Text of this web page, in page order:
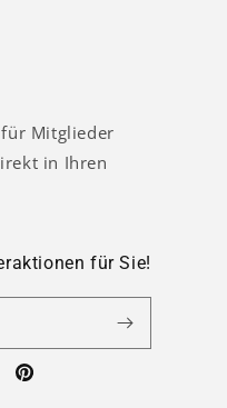
Mitglieder
in Ihren
für Sie!
Pinterest